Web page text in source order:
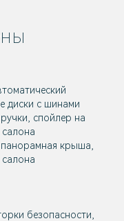
диски с шинами
спойлер на
крыша,
безопасности,